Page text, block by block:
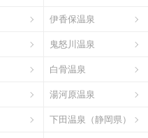
伊香保温泉
鬼怒川温泉
白骨温泉
湯河原温泉
下田温泉（静岡県）